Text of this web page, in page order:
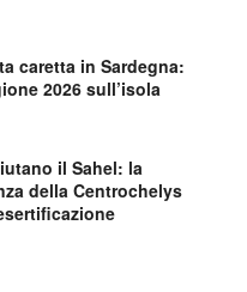
caretta in Sardegna:
2026 sull’isola
il Sahel: la
della Centrochelys